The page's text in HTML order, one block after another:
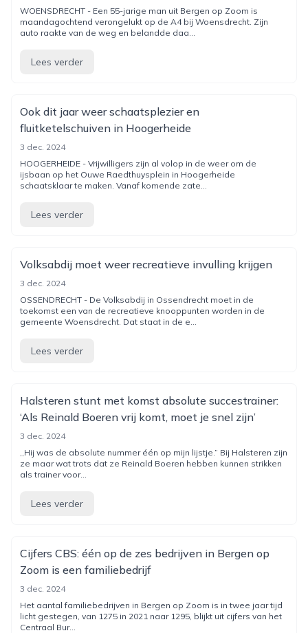
WOENSDRECHT - Een 55-jarige man uit Bergen op Zoom is
maandagochtend verongelukt op de A4 bij Woensdrecht. Zijn
auto raakte van de weg en belandde daa...
Lees verder
Ook dit jaar weer schaatsplezier en
fluitketelschuiven in Hoogerheide
3 dec. 2024
HOOGERHEIDE - Vrijwilligers zijn al volop in de weer om de
ijsbaan op het Ouwe Raedthuysplein in Hoogerheide
schaatsklaar te maken. Vanaf komende zate...
Lees verder
Volksabdij moet weer recreatieve invulling krijgen
3 dec. 2024
OSSENDRECHT - De Volksabdij in Ossendrecht moet in de
toekomst een van de recreatieve knooppunten worden in de
gemeente Woensdrecht. Dat staat in de e...
Lees verder
Halsteren stunt met komst absolute succestrainer:
‘Als Reinald Boeren vrij komt, moet je snel zijn’
3 dec. 2024
,,Hij was de absolute nummer één op mijn lijstje.” Bij Halsteren zijn
ze maar wat trots dat ze Reinald Boeren hebben kunnen strikken
als trainer voor...
Lees verder
Cijfers CBS: één op de zes bedrijven in Bergen op
Zoom is een familiebedrijf
3 dec. 2024
Het aantal familiebedrijven in Bergen op Zoom is in twee jaar tijd
licht gestegen, van 1275 in 2021 naar 1295, blijkt uit cijfers van het
Centraal Bur...